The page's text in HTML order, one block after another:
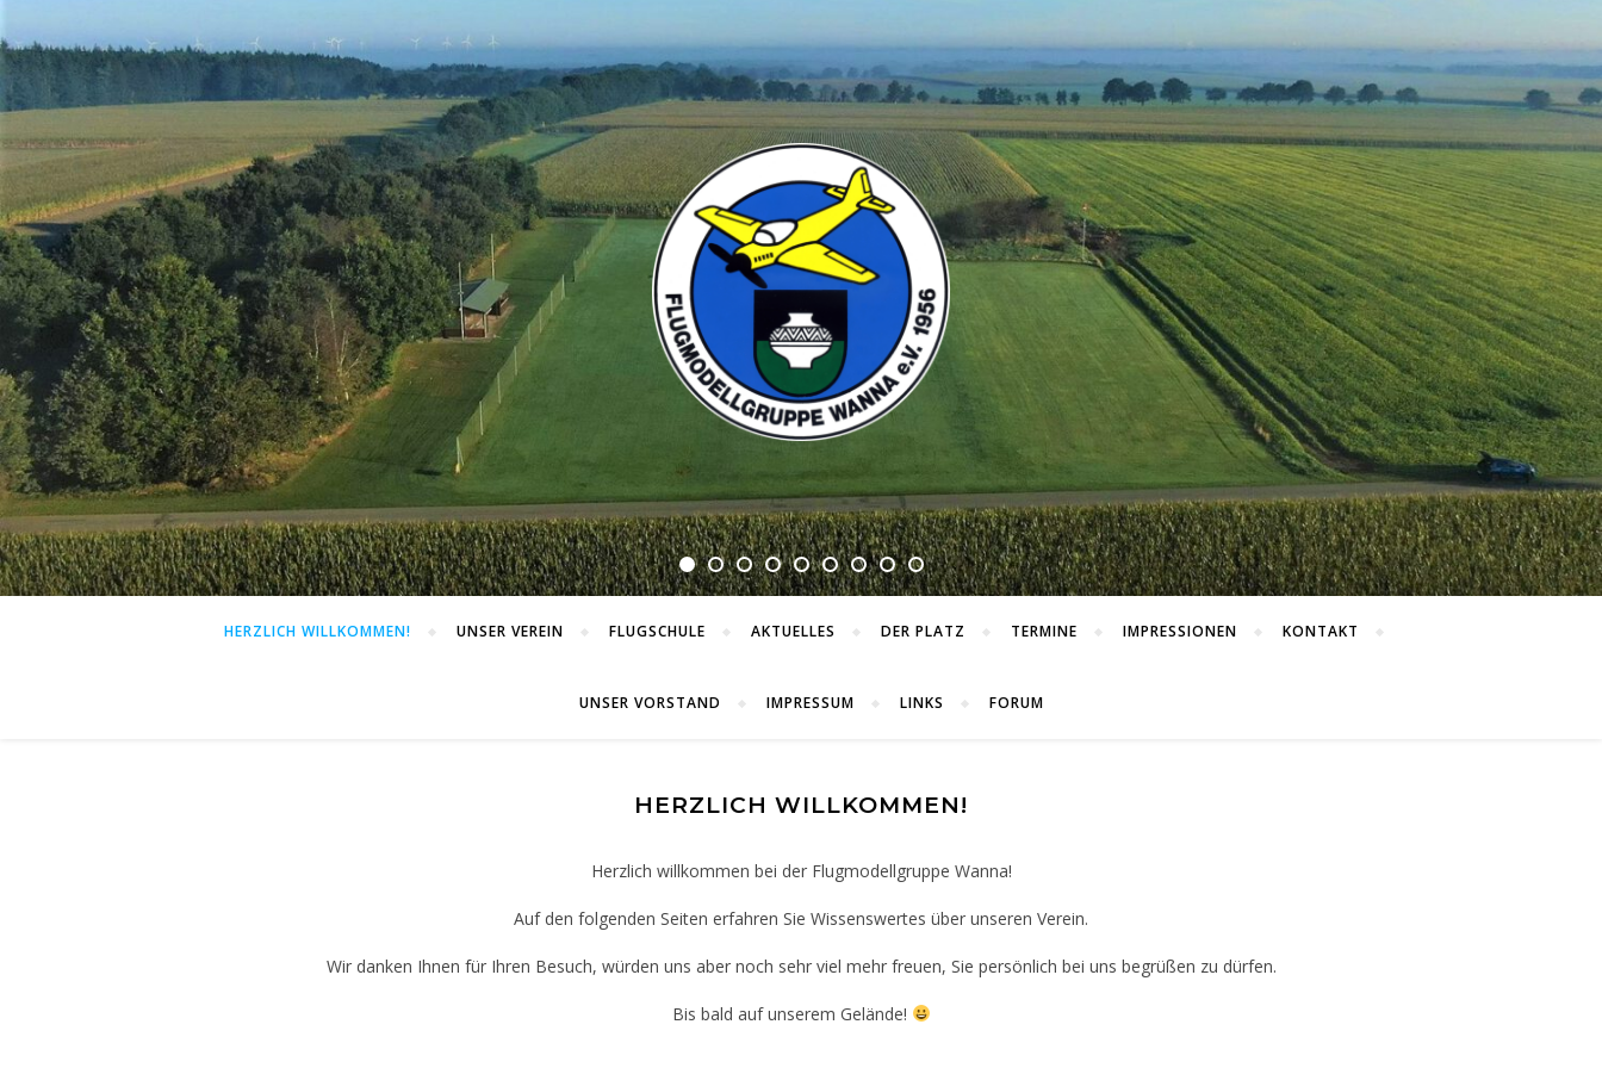
HERZLICH WILLKOMMEN! UNSER VEREIN FLUGSCHULE AKTUELLES DER PLATZ TERMINE IMPRESSIONEN KONTAKT
UNSER VORSTAND IMPRESSUM LINKS FORUM
HERZLICH WILLKOMMEN!
Herzlich willkommen bei der Flugmodellgruppe Wanna!
Auf den folgenden Seiten erfahren Sie Wissenswertes über unseren Verein.
Wir danken Ihnen für Ihren Besuch, würden uns aber noch sehr viel mehr freuen, Sie persönlich bei uns begrüßen zu dürfen.
Bis bald auf unserem Gelände!